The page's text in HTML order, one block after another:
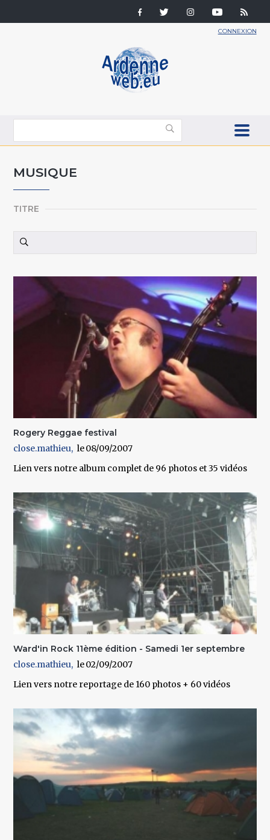
CONNEXION
MUSIQUE
TITRE
Rogery Reggae festival
close.mathieu
08/09/2007
Lien vers notre album complet de 96 photos et 35 vidéos
Ward'in Rock 11ème édition - Samedi 1er septembre
close.mathieu
02/09/2007
Lien vers notre reportage de 160 photos + 60 vidéos